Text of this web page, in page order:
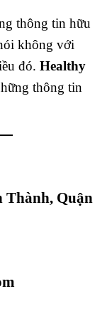
thông tin hữu
không với
đó. Healthy
thông tin
Thành, Quận